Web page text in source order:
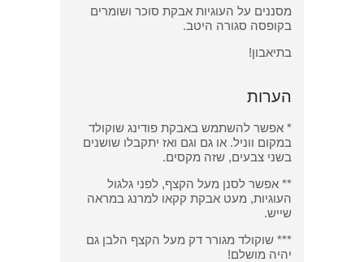
מסננים על העוגיות אבקת סוכר ושומרים
בקופסה סגורה היטב.
בתיאבון!
הערות
* אפשר להשתמש באבקת פודינג שוקולד
במקום ווניל. או גם וגם ואז יתקבלו שושנים
בשני צבעים, שזה מקסים.
** אפשר לסנן מעל הקצף, לפני גלגול
העוגיות, מעט אבקת קקאו למרנג במראה
שייש.
*** שוקולד מגורר דק מעל הקצף הלבן גם
יהיה מושלם!